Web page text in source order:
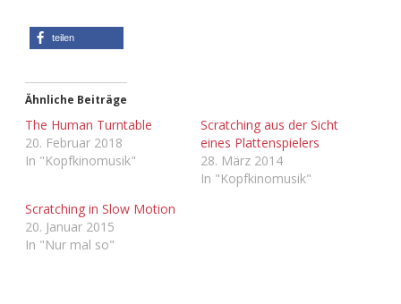
teilen
Ähnliche Beiträge
The Human Turntable
20. Februar 2018
In "Kopfkinomusik"
Scratching aus der Sicht
eines Plattenspielers
28. März 2014
In "Kopfkinomusik"
Scratching in Slow Motion
20. Januar 2015
In "Nur mal so"